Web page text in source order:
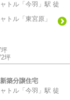
トル「今羽」駅 徒
トル「東宮原」
坪
築分譲住宅
トル「今羽」駅 徒